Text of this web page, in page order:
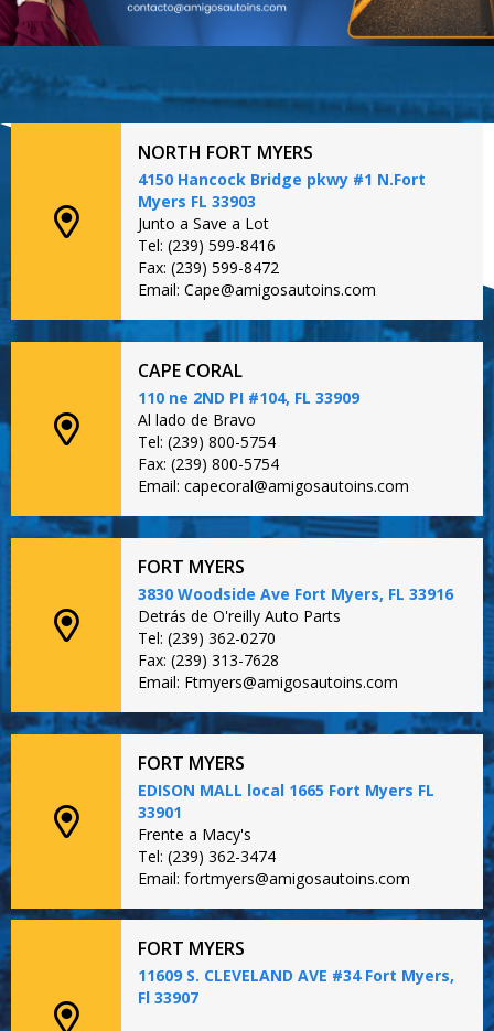
NORTH FORT MYERS
4150 Hancock Bridge pkwy #1 N.Fort
Myers FL 33903
Junto a Save a Lot
Tel: (239) 599-8416
Fax: (239) 599-8472
Email: Cape@amigosautoins.com
CAPE CORAL
110 ne 2ND PI #104, FL 33909
Al lado de Bravo
Tel: (239) 800-5754
Fax: (239) 800-5754
Email: capecoral@amigosautoins.com
FORT MYERS
3830 Woodside Ave Fort Myers, FL 33916
Detrás de O'reilly Auto Parts
Tel: (239) 362-0270
Fax: (239) 313-7628
Email: Ftmyers@amigosautoins.com
FORT MYERS
EDISON MALL local 1665 Fort Myers FL
33901
Frente a Macy's
Tel: (239) 362-3474
Email: fortmyers@amigosautoins.com
FORT MYERS
11609 S. CLEVELAND AVE #34 Fort Myers,
Fl 33907